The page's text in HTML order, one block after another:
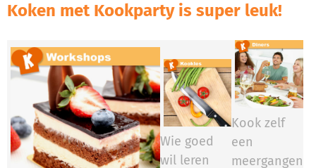
Koken met Kookparty is super leuk!
Wie goed
wil leren
Kook zelf
een
meergangen